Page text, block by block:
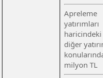
Apreleme
yatırımları
haricindeki
diğer
milyon TL